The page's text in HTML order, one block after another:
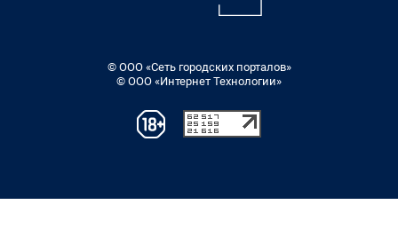
© ООО «Сеть городских порталов»
© ООО «Интернет Технологии»